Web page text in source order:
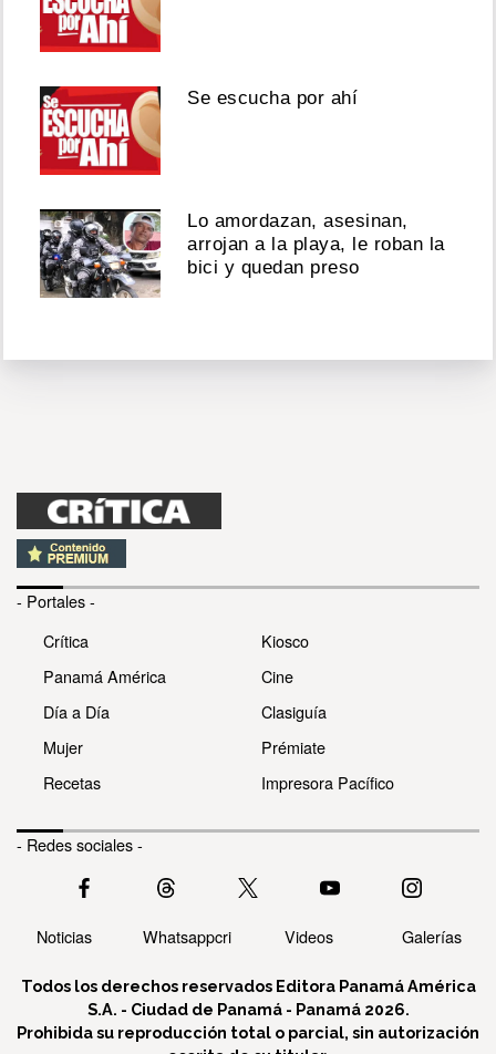
Se escucha por ahí
Lo amordazan, asesinan,
arrojan a la playa, le roban la
bici y quedan preso
- Portales -
Crítica
Panamá América
Día a Día
Mujer
Recetas
Kiosco
Cine
Clasiguía
Prémiate
Impresora Pacífico
- Redes sociales -
Noticias Whatsappcri Videos Galerías
Todos los derechos reservados Editora Panamá América
S.A. - Ciudad de Panamá - Panamá 2026.
Prohibida su reproducción total o parcial, sin autorización